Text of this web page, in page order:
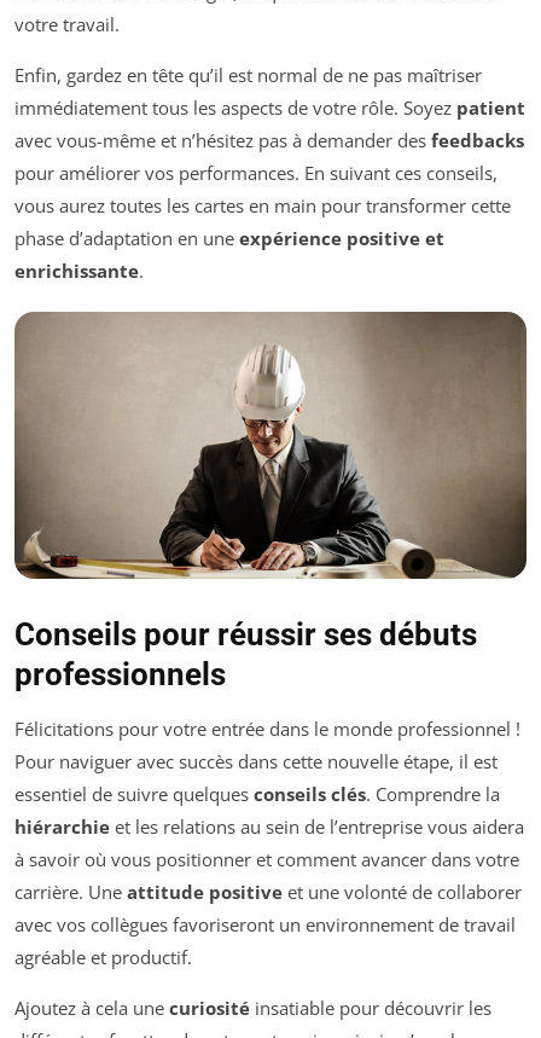
votre travail.
Enfin, gardez en tête qu’il est normal de ne pas maîtriser
immédiatement tous les aspects de votre rôle. Soyez patient
avec vous-même et n’hésitez pas à demander des feedbacks
pour améliorer vos performances. En suivant ces conseils,
vous aurez toutes les cartes en main pour transformer cette
phase d’adaptation en une expérience positive et
enrichissante.
Conseils pour réussir ses débuts
professionnels
Félicitations pour votre entrée dans le monde professionnel !
Pour naviguer avec succès dans cette nouvelle étape, il est
essentiel de suivre quelques conseils clés. Comprendre la
hiérarchie et les relations au sein de l’entreprise vous aidera
à savoir où vous positionner et comment avancer dans votre
carrière. Une attitude positive et une volonté de collaborer
avec vos collègues favoriseront un environnement de travail
agréable et productif.
Ajoutez à cela une curiosité insatiable pour découvrir les